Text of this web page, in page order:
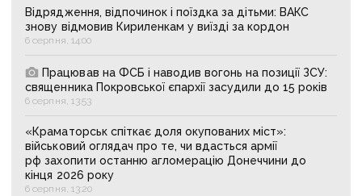
Відрядження, відпочинок і поїздка за дітьми: ВАКС
знову відмовив Кириленкам у виїзді за кордон
6 серпня, 14:00
Працював на ФСБ і наводив вогонь на позиції ЗСУ:
священника Покровської єпархії засудили до 15 років
6 серпня, 13:53
«Краматорськ спіткає доля окупованих міст»:
військовий оглядач про те, чи вдасться армії
рф захопити останню агломерацію Донеччини до
кінця 2026 року
6 серпня, 13:20